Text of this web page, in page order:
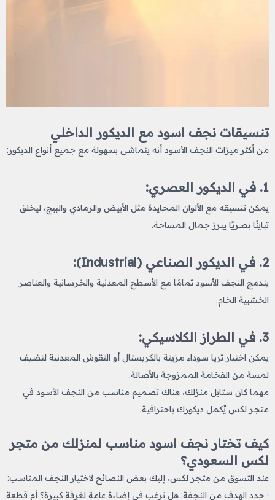
تنسيقات نجف اسود​ مع الديكور الداخلي
من أكثر ميزات النجف الأسود أنه يتماشى بسهولة مع جميع أنواع الديكور:
1. في الديكور العصري:
يمكن تنسيقه مع الألوان المحايدة مثل الأبيض والرمادي والبيج، ليخلق
تباينًا بصريًا يبرز جمال المساحة.
2. في الديكور الصناعي (Industrial):
يندمج النجف الأسود تمامًا مع الأسطح المعدنية والخرسانية والعناصر
الخشبية الخام.
3. في الطراز الكلاسيكي:
يمكن اختيار ثريا سوداء مزينة بالكريستال أو النقوش المعدنية لتضيف
لمسة من الفخامة الممزوجة بالأصالة.
مهما كان ستايل منزلك، هناك تصميم مناسب من النجف الأسود في
متجر لكس يُكمل ديكورك باحترافية.
كيف تختار نجف اسود​ مناسب لمنزلك من متجر
لكس السعودي؟
عند التسوق من متجر لكس، إليك بعض النصائح لاختيار النجف المناسب:
· حدد الهدف من النجفة: هل ترغب في إضاءة عامة لغرفة كبيرة؟ أم قطعة